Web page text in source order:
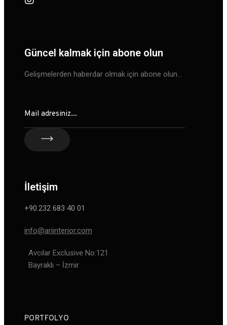
Güncel kalmak için abone olun
Gelişmelerden haberdar olmak için abone olun…
İletişim
+90.232 683 40 01
info@ariinterior.com
Avcılar Exclusive No:121
Bayraklı – İzmir
PORTFOLYO